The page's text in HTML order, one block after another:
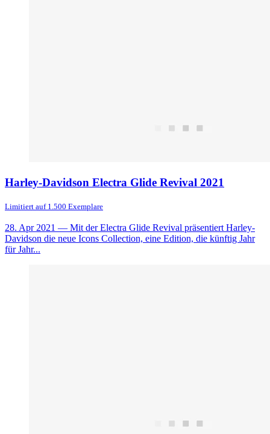
Harley-Davidson Electra Glide Revival 2021
Limitiert auf 1.500 Exemplare
28. Apr 2021 — Mit der Electra Glide Revival präsentiert Harley-
Davidson die neue Icons Collection, eine Edition, die künftig Jahr
für Jahr...